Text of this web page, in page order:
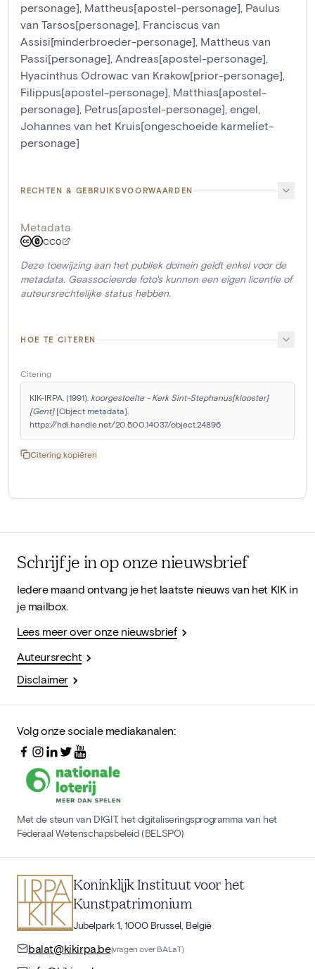
personage], Mattheus[apostel-personage], Paulus
van Tarsos[personage], Franciscus van
Assisi[minderbroeder-personage], Mattheus van
Passi[personage], Andreas[apostel-personage],
Hyacinthus Odrowac van Krakow[prior-personage],
Filippus[apostel-personage], Matthias[apostel-
personage], Petrus[apostel-personage], engel,
Johannes van het Kruis[ongeschoeide karmeliet-
personage]
RECHTEN & GEBRUIKSVOORWAARDEN
Metadata
CC0
Deze toewijzing aan het publiek domein geldt enkel voor de
metadata. Geassocieerde foto's kunnen een eigen licentie of
auteursrechtelijke status hebben.
HOE TE CITEREN
Citering
KIK-IRPA. (1991). koorgestoelte - Kerk Sint-Stephanus[klooster]
[Gent] [Object metadata].
https://hdl.handle.net/20.500.14037/object.24896
Citering kopiëren
Schrijf je in op onze nieuwsbrief
Iedere maand ontvang je het laatste nieuws van het KIK in
je mailbox.
Lees meer over onze nieuwsbrief
Auteursrecht
Disclaimer
Volg onze sociale mediakanalen:
Met de steun van DIGIT, het digitaliseringsprogramma van het
Federaal Wetenschapsbeleid (BELSPO)
Koninklijk Instituut voor het
Kunstpatrimonium
Jubelpark 1, 1000 Brussel, België
balat@kikirpa.be(vragen over BALaT)